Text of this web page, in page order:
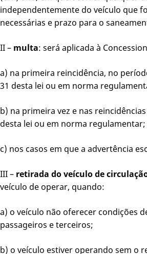
independentemente do veículo que
necessárias e prazo para o
II – multa: será aplicada à
a) na primeira reincidência, no
31 desta lei ou em norma
b) na primeira vez e nas
desta lei ou em norma regulamentar;
c) nos casos em que a advertência
III – retirada do veículo de
veículo de operar, quando:
a) o veículo não oferecer condições
passageiros e terceiros;
b) o veículo estiver operando sem o